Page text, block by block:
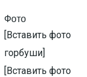
Фото
[Вставить фото
горбуши]
[Вставить фото